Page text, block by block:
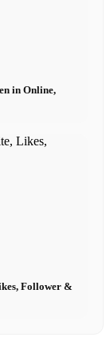
in Online,
Follower &